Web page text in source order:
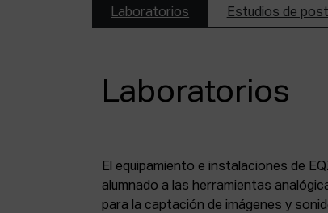
Laboratorios Estudios de
Laboratorios
El equipamiento e instalaciones de
alumnado a las herramientas
para la captación de imágenes y
fotoquímico, de un estudio de
digital, de puestos de digitalización de
puesto de digitalización de magnético